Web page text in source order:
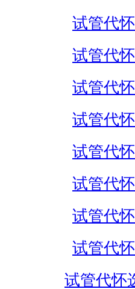
试管代
试管代
试管代
试管代
试管代
试管代
试管代
试管代
试管代怀